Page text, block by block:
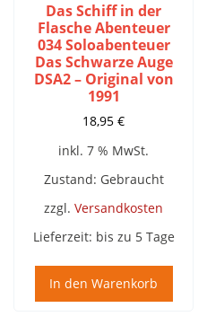
Das Schiff in der
Flasche Abenteuer
034 Soloabenteuer
Das Schwarze Auge
DSA2 – Original von
1991
18,95€
inkl. 7 % MwSt.
Zustand: Gebraucht
zzgl.Versandkosten
Lieferzeit: bis zu 5 Tage
In den Warenkorb